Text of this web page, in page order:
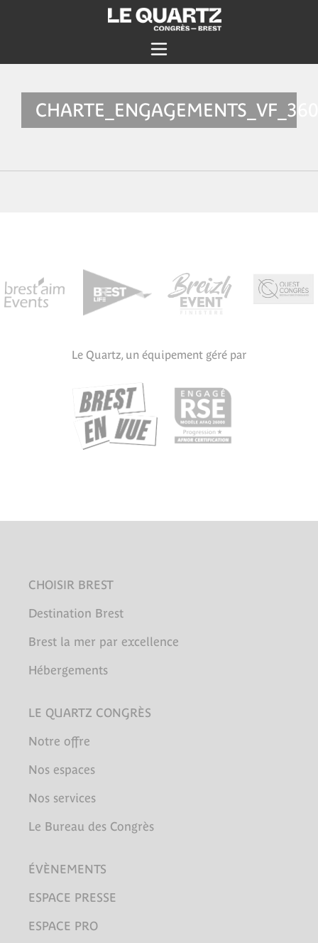
Le Quartz, un équipement géré par
CHOISIR BREST
Destination Brest
Brest la mer par excellence
Hébergements
LE QUARTZ CONGRÈS
Notre offre
Nos espaces
Nos services
Le Bureau des Congrès
ÉVÈNEMENTS
ESPACE PRESSE
ESPACE PRO